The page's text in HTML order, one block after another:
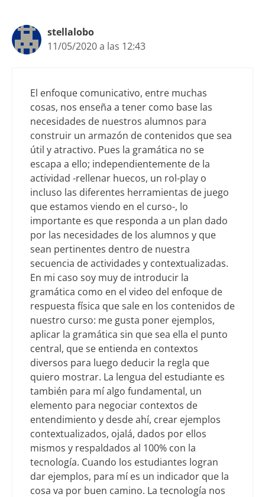
stellalobo
11/05/2020 a las 12:43
El enfoque comunicativo, entre muchas
cosas, nos enseña a tener como base las
necesidades de nuestros alumnos para
construir un armazón de contenidos que sea
útil y atractivo. Pues la gramática no se
escapa a ello; independientemente de la
actividad -rellenar huecos, un rol-play o
incluso las diferentes herramientas de juego
que estamos viendo en el curso-, lo
importante es que responda a un plan dado
por las necesidades de los alumnos y que
sean pertinentes dentro de nuestra
secuencia de actividades y contextualizadas.
En mi caso soy muy de introducir la
gramática como en el video del enfoque de
respuesta física que sale en los contenidos de
nuestro curso: me gusta poner ejemplos,
aplicar la gramática sin que sea ella el punto
central, que se entienda en contextos
diversos para luego deducir la regla que
quiero mostrar. La lengua del estudiante es
también para mí algo fundamental, un
elemento para negociar contextos de
entendimiento y desde ahí, crear ejemplos
contextualizados, ojalá, dados por ellos
mismos y respaldados al 100% con la
tecnología. Cuando los estudiantes logran
dar ejemplos, para mí es un indicador que la
cosa va por buen camino. La tecnología nos